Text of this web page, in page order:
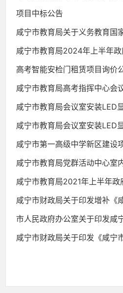
项目中标公告
咸宁市教育局关于义务教育国
咸宁市教育局2024年上半年
高考智能安检门租赁项目询价
咸宁市教育局高考指挥中心会
咸宁市教育局会议室安装LED
咸宁市教育局会议室安装LED
咸宁市第一高级中学新区建设
咸宁市教育局党群活动中心室
咸宁市教育局2021年上半年政
咸宁市财政局关于印发增补
市人民政府办公室关于印发咸
咸宁市财政局关于印发《咸